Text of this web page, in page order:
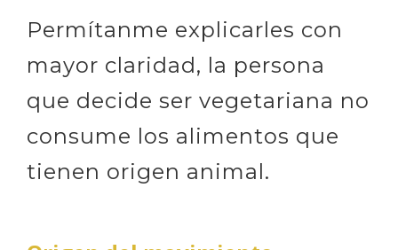
Permítanme explicarles con
mayor claridad, la persona
que decide ser vegetariana no
consume los alimentos que
tienen origen animal.